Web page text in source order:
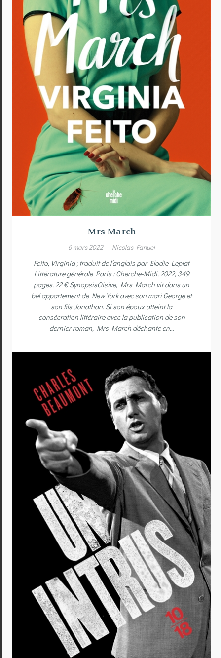
Mrs March
6 mars 2022 Nicolas Fanuel
Feito, Virginia ; traduit de l’anglais par Elodie Leplat
Littérature générale Paris : Cherche-Midi, 2022, 349
pages, 22 € SynopsisOisive, Mrs March vit dans un
bel appartement de New York avec son mari George et
son fils Jonathan. Si son époux atteint la
consécration littéraire avec la publication de son
dernier roman, Mrs March déchante en…